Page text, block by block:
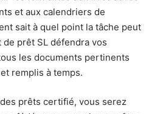
et aux calendriers de
sait à quel point la tâche peut
prêt SL défendra vos
les documents pertinents
remplis à temps.
des prêts certifié, vous serez